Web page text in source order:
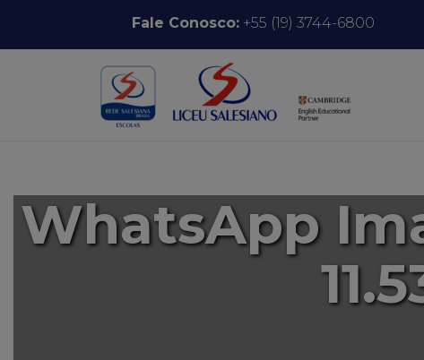
Pular para o conteúdoFale Conosco:+55 (19) 3744-6800
WhatsApp